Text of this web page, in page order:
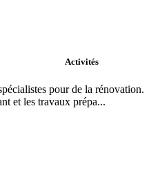
Activités
pour de la rénovation.
et les travaux prépa...